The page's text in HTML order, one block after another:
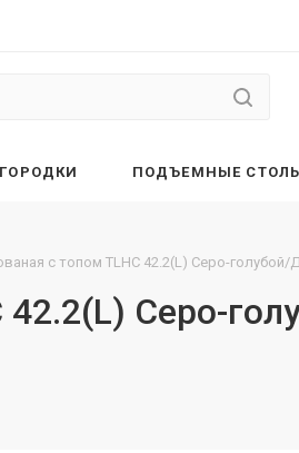
ПОДЪЕМНЫЕ
с топом TLHC 42.2(L) Серо-голубой/
Серо-